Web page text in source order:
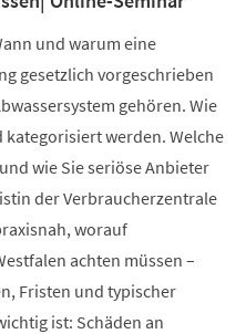
und warum eine
gesetzlich vorgeschrieben
gehören. Wie
werden. Welche
wie Sie seriöse Anbieter
der Verbraucherzentrale
worauf
achten müssen –
Fristen und typischer
ist: Schäden an